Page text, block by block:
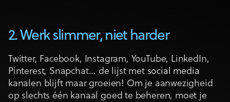
2. Werk slimmer, niet harder
Twitter, Facebook, Instagram, YouTube, LinkedIn,
Pinterest, Snapchat... de lijst met social media
kanalen blijft maar groeien! Om je aanwezigheid
op slechts één kanaal goed te beheren, moet je